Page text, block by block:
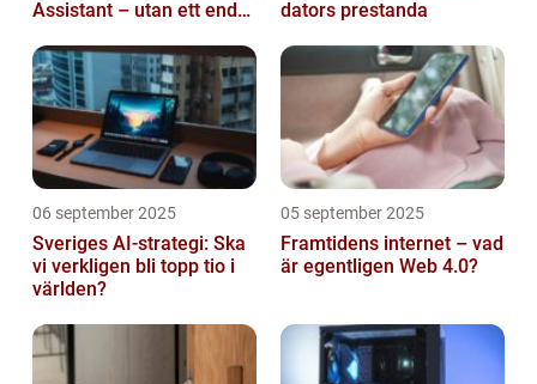
Assistant – utan ett enda
dators prestanda
06 september 2025
Sveriges AI-strategi: Ska
vi verkligen bli topp tio i
världen?
05 september 2025
Framtidens internet – vad
är egentligen Web 4.0?